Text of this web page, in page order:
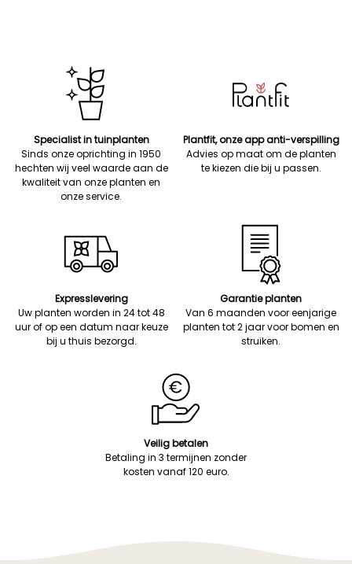
Specialist in tuinplanten
Sinds onze oprichting in 1950
hechten wij veel waarde aan de
kwaliteit van onze planten en
onze service.
Plantfit, onze app anti-verspilling
Advies op maat om de planten
te kiezen die bij u passen.
Expresslevering
Uw planten worden in 24 tot 48
uur of op een datum naar keuze
bij u thuis bezorgd.
Garantie planten
Van 6 maanden voor eenjarige
planten tot 2 jaar voor bomen en
struiken.
Veilig betalen
Betaling in 3 termijnen zonder
kosten vanaf 120 euro.